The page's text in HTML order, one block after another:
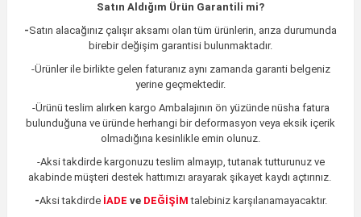
Satın Aldığım Ürün Garantili mi?
-Satın alacağınız çalışır aksamı olan tüm ürünlerin, arıza durumunda
birebir değişim garantisi bulunmaktadır.
-Ürünler ile birlikte gelen faturanız aynı zamanda garanti belgeniz
yerine geçmektedir.
-Ürünü teslim alırken kargo Ambalajının ön yüzünde nüsha fatura
bulunduğuna ve üründe herhangi bir deformasyon veya eksik içerik
olmadığına kesinlikle emin olunuz.
-Aksi takdirde kargonuzu teslim almayıp, tutanak tutturunuz ve
akabinde müşteri destek hattımızı arayarak şikayet kaydı açtırınız.
-Aksi takdirde İADE ve DEĞİŞİM talebiniz karşılanamayacaktır.